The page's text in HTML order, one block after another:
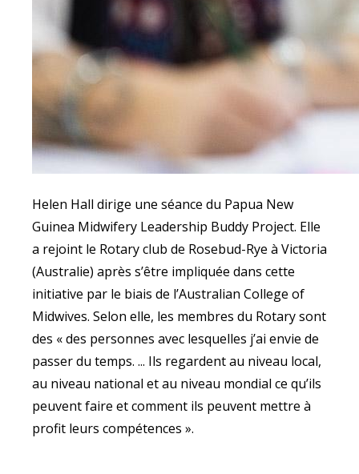
Helen Hall dirige une séance du Papua New
Guinea Midwifery Leadership Buddy Project. Elle
a rejoint le Rotary club de Rosebud-Rye à Victoria
(Australie) après s’être impliquée dans cette
initiative par le biais de l’Australian College of
Midwives. Selon elle, les membres du Rotary sont
des « des personnes avec lesquelles j’ai envie de
passer du temps. ... Ils regardent au niveau local,
au niveau national et au niveau mondial ce qu’ils
peuvent faire et comment ils peuvent mettre à
profit leurs compétences ».